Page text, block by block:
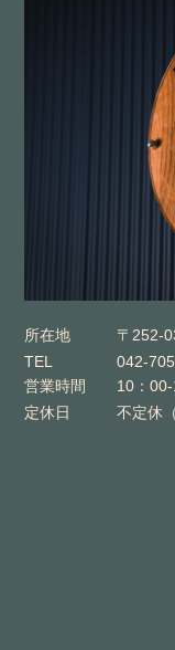
所在地
〒252-
TEL
042-
営業時間
10：
定休日
不定休